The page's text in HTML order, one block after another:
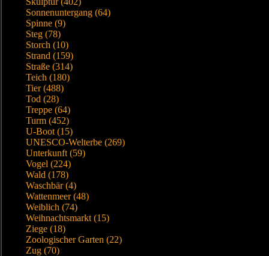
Sonnenuntergang (64)
Spinne (9)
Steg (78)
Storch (10)
Strand (159)
Straße (314)
Teich (180)
Tier (488)
Tod (28)
Treppe (64)
Turm (452)
U-Boot (15)
UNESCO-Welterbe (269)
Unterkunft (59)
Vogel (224)
Wald (178)
Waschbär (4)
Wattenmeer (48)
Weiblich (74)
Weihnachtsmarkt (15)
Ziege (18)
Zoologischer Garten (22)
Zug (70)